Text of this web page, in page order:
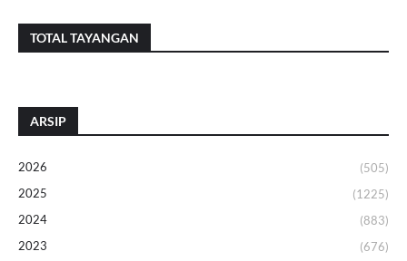
TOTAL TAYANGAN
ARSIP
2026
(505)
2025
(1225)
2024
(883)
2023
(676)